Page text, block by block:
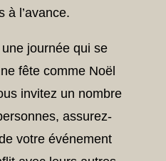
à l’avance.
journée qui se
fête comme Noël
invitez un nombre
assurez-
votre événement